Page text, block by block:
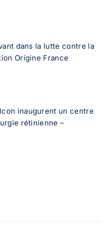
dans la lutte contre la
Origine France
inaugurent un centre
rétinienne –